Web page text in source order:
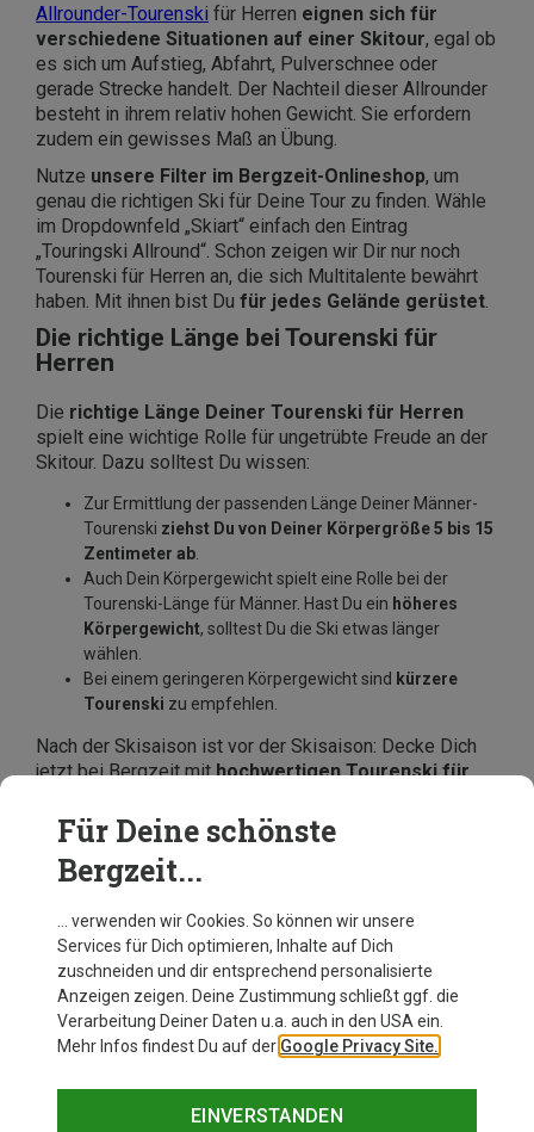
Allrounder-Tourenski für Herren eignen sich für
verschiedene Situationen auf einer Skitour, egal ob
es sich um Aufstieg, Abfahrt, Pulverschnee oder
gerade Strecke handelt. Der Nachteil dieser Allrounder
besteht in ihrem relativ hohen Gewicht. Sie erfordern
zudem ein gewisses Maß an Übung.
Nutze unsere Filter im Bergzeit-Onlineshop, um
genau die richtigen Ski für Deine Tour zu finden. Wähle
im Dropdownfeld „Skiart“ einfach den Eintrag
„Touringski Allround“. Schon zeigen wir Dir nur noch
Tourenski für Herren an, die sich Multitalente bewährt
haben. Mit ihnen bist Du für jedes Gelände gerüstet
Die richtige Länge bei Tourenski für
Herren
Die richtige Länge Deiner Tourenski für Herren
spielt eine wichtige Rolle für ungetrübte Freude an der
Skitour. Dazu solltest Du wissen:
Zur Ermittlung der passenden Länge Deiner Männer-
Tourenski ziehst Du von Deiner Körpergröße 5 bis 15
Zentimeter ab
Auch Dein Körpergewicht spielt eine Rolle bei der
Tourenski-Länge für Männer. Hast Du ein höheres
Körpergewicht, solltest Du die Ski etwas länger
wählen.
Bei einem geringeren Körpergewicht sind kürzere
Tourenski zu empfehlen.
Nach der Skisaison ist vor der Skisaison: Decke Dich
jetzt bei Bergzeit mithochwertigen Tourenski für
unsicher – jetztonline entdecken und bestellen
Für Deine schönste
Bergzeit...
… verwenden wir Cookies. So können wir unsere
Services für Dich optimieren, Inhalte auf Dich
zuschneiden und dir entsprechend personalisierte
Anzeigen zeigen. Deine Zustimmung schließt ggf. die
Verarbeitung Deiner Daten u.a. auch in den USA ein.
Mehr Infos findest Du auf der Google Privacy Site.
EINVERSTANDEN